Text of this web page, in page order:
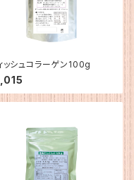
ッシュコラーゲン100g